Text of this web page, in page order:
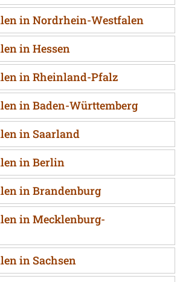
in Nordrhein-Westfalen
in Hessen
in Rheinland-Pfalz
in Baden-Württemberg
in Saarland
in Berlin
in Brandenburg
in Mecklenburg-
in Sachsen